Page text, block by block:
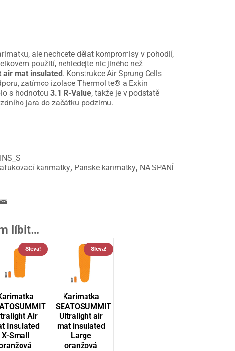
ale nechcete dělat kompromisy v pohodlí,
použití, nehledejte nic jiného než
air mat insulated . Konstrukce Air Sprung Cells
zatímco izolace Thermolite® a Exkin
s hodnotou3.1 R-Value, takže je v podstatě
jara do začátku podzimu.
karimatky, Pánské karimatky, NA SPANÍ
líbit…
Sleva!
Air
Insulated
X-Small
Sleva!
Karimatka
SEATOSUMMIT
Ultralight air
mat insulated
Large
oranžová